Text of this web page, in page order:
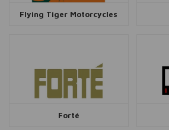
Flying Tiger Motorcycles
Forté